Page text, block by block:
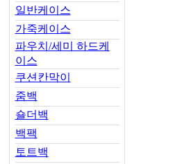
일반케이스
가죽케이스
파우치/세미 하드케
이스
쿠션칸막이
줌백
숄더백
백팩
토트백